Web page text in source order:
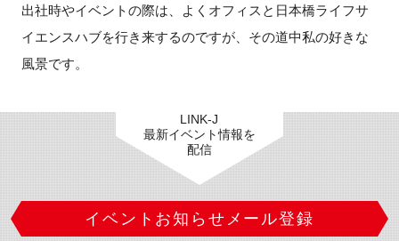
出社時やイベントの際は、よくオフィスと日本橋ライフサ
イエンスハブを行き来するのですが、その道中私の好きな
風景です。
LINK-J
最新イベント情報を
配信
イベントお知らせメール登録